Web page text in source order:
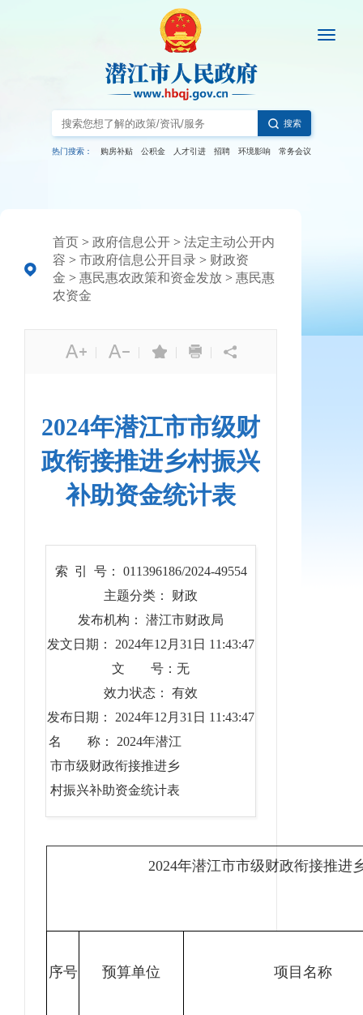
搜索
热门搜索： 购房补贴 公积金 人才引进 招聘 环境影响 常务会议
首页 > 政府信息公开 > 法定主动公开内
容 > 市政府信息公开目录 > 财政资
金 > 惠民惠农政策和资金发放 > 惠民惠
农资金
| | | |
2024年潜江市市级财
政衔接推进乡村振兴
补助资金统计表
索 引 号： 011396186/2024-49554
主题分类： 财政
发布机构： 潜江市财政局
发文日期： 2024年12月31日 11:43:47
文 号：无
效力状态： 有效
发布日期： 2024年12月31日 11:43:47
名 称： 2024年潜江
市市级财政衔接推进乡
村振兴补助资金统计表
2024年潜江市市级财政衔接推进
序号 预算单位 项目名称